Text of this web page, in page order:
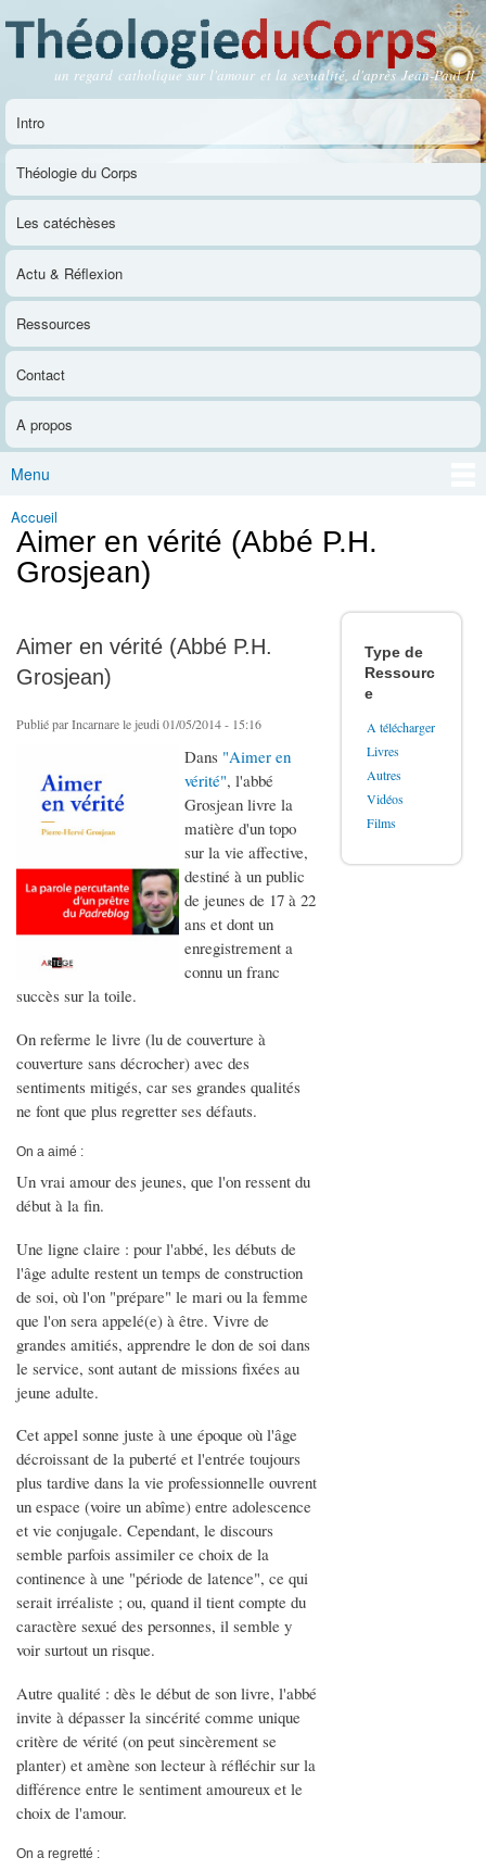
contenu
principal
Théologie du Corps
un regard catholique sur l'amour et la sexualité, d'après Jean-Paul II
Menu principal
Intro
Théologie du Corps
Les catéchèses
Actu & Réflexion
Ressources
Contact
A propos
Menu
Vous êtes ici
Accueil
Aimer en vérité (Abbé P.H.
Grosjean)
Aimer en vérité (Abbé P.H.
Grosjean)
Publié parIncarnarele jeudi 01/05/2014 - 15:16
Dans "Aimer en
vérité", l'abbé
Grosjean livre la
matière d'un topo
sur la vie affective,
destiné à un public
de jeunes de 17 à 22
ans et dont un
enregistrement a
connu un franc
succès sur la toile.
On referme le livre (lu de couverture à
couverture sans décrocher) avec des
sentiments mitigés, car ses grandes qualités
ne font que plus regretter ses défauts.
On a aimé :
Un vrai amour des jeunes, que l'on ressent du
début à la fin.
Une ligne claire : pour l'abbé, les débuts de
l'âge adulte restent un temps de construction
de soi, où l'on "prépare" le mari ou la femme
que l'on sera appelé(e) à être. Vivre de
grandes amitiés, apprendre le don de soi dans
le service, sont autant de missions fixées au
jeune adulte.
Cet appel sonne juste à une époque où l'âge
décroissant de la puberté et l'entrée toujours
plus tardive dans la vie professionnelle ouvrent
un espace (voire un abîme) entre adolescence
et vie conjugale. Cependant, le discours
semble parfois assimiler ce choix de la
continence à une "période de latence", ce qui
serait irréaliste ; ou, quand il tient compte du
caractère sexué des personnes, il semble y
voir surtout un risque.
Autre qualité : dès le début de son livre, l'abbé
invite à dépasser la sincérité comme unique
critère de vérité (on peut sincèrement se
planter) et amène son lecteur à réfléchir sur la
différence entre le sentiment amoureux et le
choix de l'amour.
On a regretté :
Type de
Ressourc
e
A télécharger
Livres
Autres
Vidéos
Films